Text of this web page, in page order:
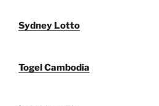
Sydney Lotto
Togel Cambodia